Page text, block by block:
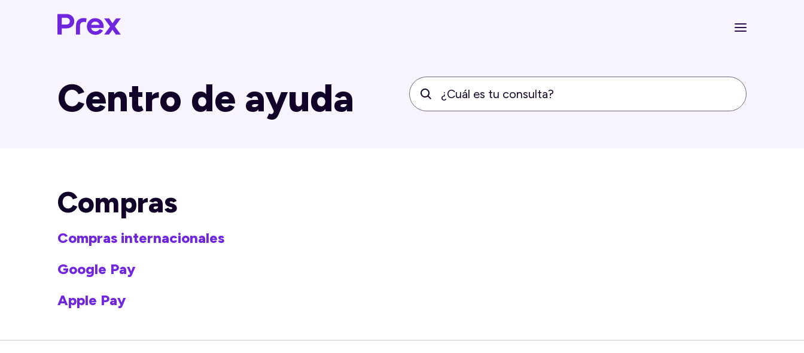
Centro de ayuda
Compras
Compras internacionales
Google Pay
Apple Pay